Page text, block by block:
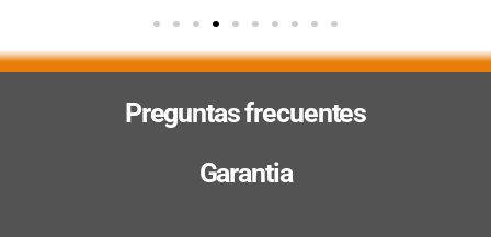
Preguntas frecuentes
Garantia